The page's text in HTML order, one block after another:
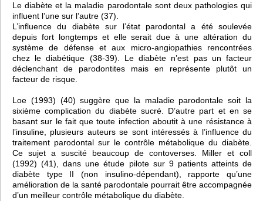
Le diabète et la maladie parodontale sont deux pathologies qui
influent l’une sur l’autre (37).
L’influence du diabète sur l’état parodontal a été soulevée
depuis fort longtemps et elle serait due à une altération du
système de défense et aux micro-angiopathies rencontrées
chez le diabétique (38-39). Le diabète n’est pas un facteur
déclenchant de parodontites mais en représente plutôt un
facteur de risque.
Loe (1993) (40) suggère que la maladie parodontale soit la
sixième complication du diabète sucré. D’autre part et en se
basant sur le fait que toute infection aboutit à une résistance à
l’insuline, plusieurs auteurs se sont intéressés à l’influence du
traitement parodontal sur le contrôle métabolique du diabète.
Ce sujet a suscité beaucoup de contoverses. Miller et coll
(1992) (41), dans une étude pilote sur 9 patients atteints de
diabète type II (non insulino-dépendant), rapporte qu’une
amélioration de la santé parodontale pourrait être accompagnée
d’un meilleur contrôle métabolique du diabète.